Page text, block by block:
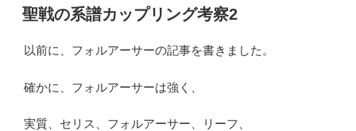
稿
日:
聖戦の系譜カップリング考察2
以前に、フォルアーサーの記事を書きました。
確かに、フォルアーサーは強く、
実質、セリス、フォルアーサー、リーフ、